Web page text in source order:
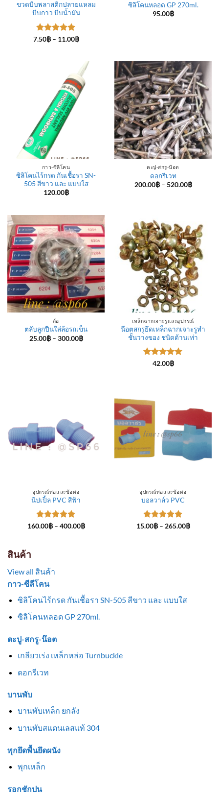
ขวดบีบพลาสติกปลายแหลม
บีบกาว บีบน้ำมัน
ให้คะแนน
7.50฿ – 11.00฿Price
11.00฿
ซิลิโคนหลอด GP 270ml.
95.00฿
กาว-ซีลีโคน
ซิลิโคนไร้กรด กันเชื้อรา SN-
505 สีขาว และ แบบใส
120.00฿
ตะปู-สกรู-น๊อต
ดอกรีเวท
200.00฿ – 520.00฿Price
ล้อ
ตลับลูกปืนใส่ล้อรถเข็น
25.00฿ – 300.00฿Price
เหล็กฉากเจาะรูและอุปกรณ์
น๊อตสกรูยึดเหล็กฉากเจาะรูทำ
ชั้นวางของ ชนิดด้านเท่า
ให้คะแนน
42.00฿
อุปกรณ์ท่อและข้อต่อ
นิปเปิ้ล PVC สีฟ้า
ให้คะแนน
160.00฿ – 400.00฿Price
อุปกรณ์ท่อและข้อต่อ
บอลวาล์ว PVC
ให้คะแนน
15.00฿ – 265.00฿Price
สินค้า
View all สินค้า
กาว-ซีลีโคน
ซิลิโคนไร้กรด กันเชื้อรา SN-505 สีขาว และ แบบใส
ซิลิโคนหลอด GP 270ml.
ตะปู-สกรู-น๊อต
เกลียวเร่ง เหล็กหล่อ Turnbuckle
ดอกรีเวท
บานพับ
บานพับเหล็ก ยกลัง
บานพับสแตนเลสแท้ 304
พุกยึดพื้นยึดผนัง
พุกเหล็ก
รอกชักปูน